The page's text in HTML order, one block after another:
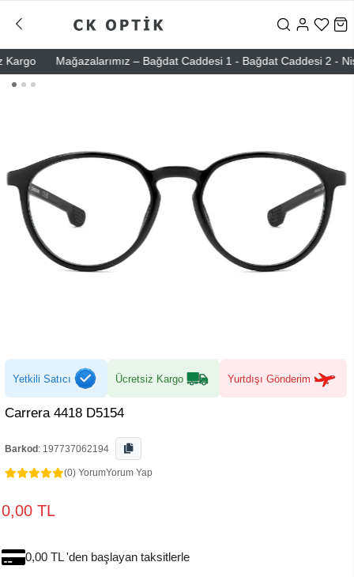
Mağazalarımız – Bağdat Caddesi 1 - Bağdat Caddesi 2 -
Yetkili Satıcı Ücretsiz Kargo Yurtdışı Gönderim
Carrera 4418 D5154
Barkod : 197737062194
(0) YorumYorum Yap
0,00 TL
0,00 TL 'den başlayan taksitlerle